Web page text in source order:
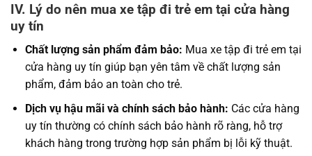
IV. Lý do nên mua xe tập đi trẻ em tại cửa hàng
uy tín
Chất lượng sản phẩm đảm bảo: Mua xe tập đi trẻ em tại
cửa hàng uy tín giúp bạn yên tâm về chất lượng sản
phẩm, đảm bảo an toàn cho trẻ.
Dịch vụ hậu mãi và chính sách bảo hành: Các cửa hàng
uy tín thường có chính sách bảo hành rõ ràng, hỗ trợ
khách hàng trong trường hợp sản phẩm bị lỗi kỹ thuật.